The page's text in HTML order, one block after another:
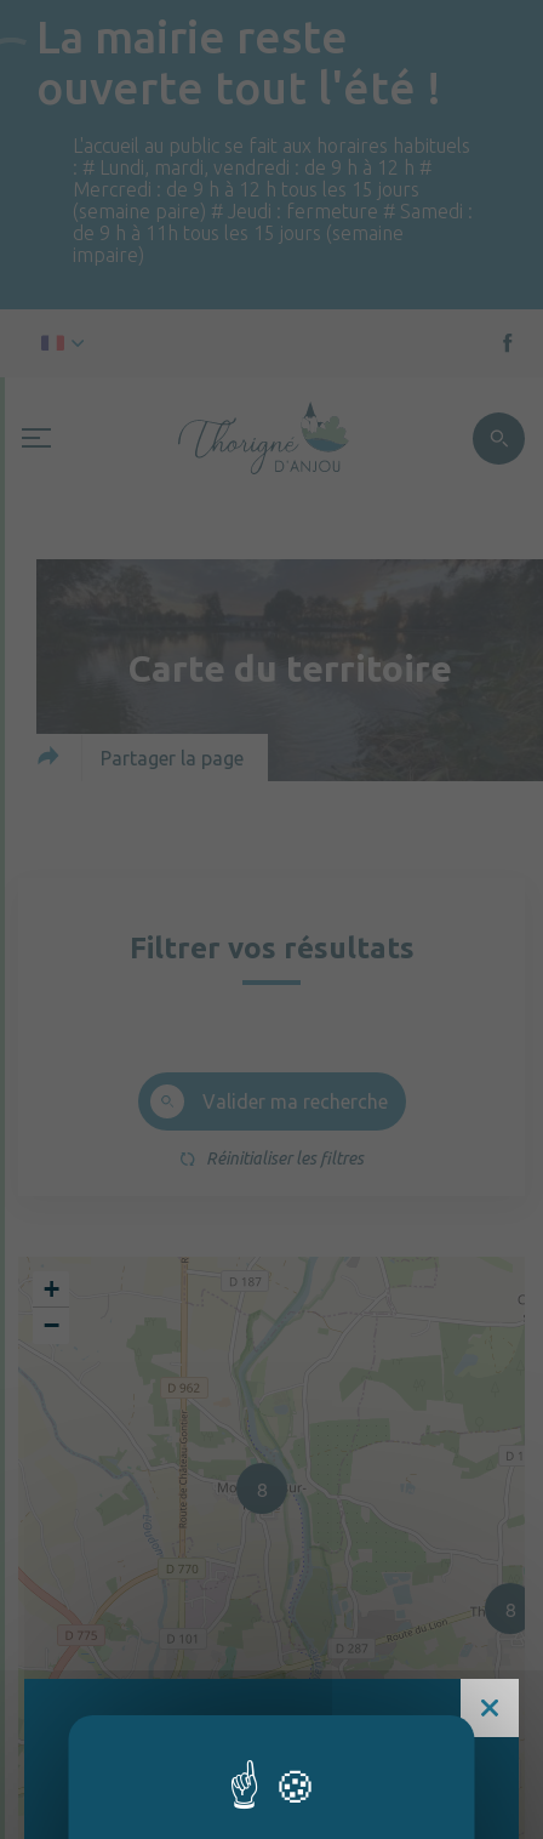
La mairie reste
ouverte tout l'été !
L'accueil au public se fait aux horaires habituels
: # Lundi, mardi, vendredi : de 9 h à 12 h #
Mercredi : de 9 h à 12 h tous les 15 jours
(semaine paire) # Jeudi : fermeture # Samedi :
de 9 h à 11h tous les 15 jours (semaine
impaire)
Carte du territoire
Partager la page
Filtrer vos résultats
Valider ma recherche
Réinitialiser les filtres
8
8
+
−